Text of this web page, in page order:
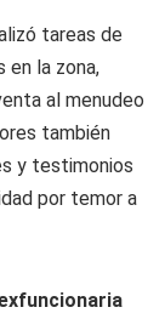
tareas de
en la zona,
al menudeo
también
y testimonios
por temor a